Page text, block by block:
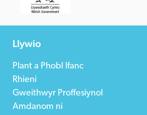
Llywio
Plant a Phobl Ifanc
Rhieni
Gweithwyr Proffesiynol
Amdanom ni